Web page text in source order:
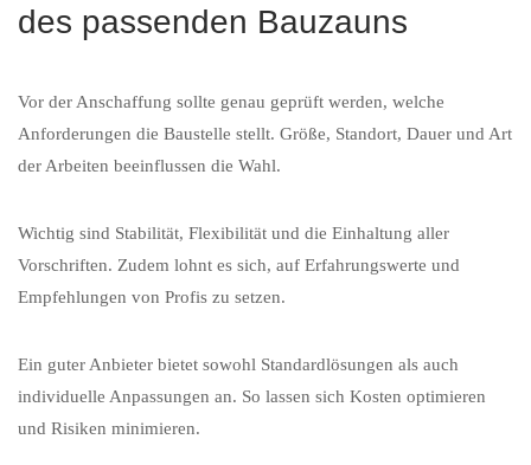
des passenden Bauzauns
Vor der Anschaffung sollte genau geprüft werden, welche
Anforderungen die Baustelle stellt. Größe, Standort, Dauer und Art
der Arbeiten beeinflussen die Wahl.
Wichtig sind Stabilität, Flexibilität und die Einhaltung aller
Vorschriften. Zudem lohnt es sich, auf Erfahrungswerte und
Empfehlungen von Profis zu setzen.
Ein guter Anbieter bietet sowohl Standardlösungen als auch
individuelle Anpassungen an. So lassen sich Kosten optimieren
und Risiken minimieren.